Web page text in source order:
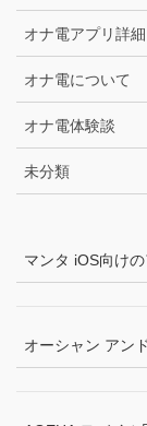
オナ電アプリ詳細
オナ電について
オナ電体験談
未分類
マンタ iOS向け
オーシャン アン